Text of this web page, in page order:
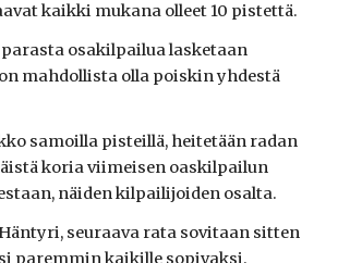
kaikki mukana olleet 10 pistettä.
osakilpailua lasketaan
mahdollista olla poiskin yhdestä
samoilla pisteillä, heitetään radan
koria viimeisen oaskilpailun
näiden kilpailijoiden osalta.
seuraava rata sovitaan sitten
paremmin kaikille sopivaksi.